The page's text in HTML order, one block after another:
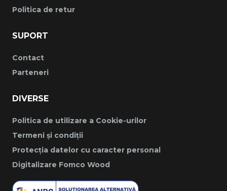
Politica de retur
SUPORT
Contact
Parteneri
DIVERSE
Politica de utilizare a Cookie-urilor
Termeni și condiții
Protecția datelor cu caracter personal
Digitalizare Fomco Wood